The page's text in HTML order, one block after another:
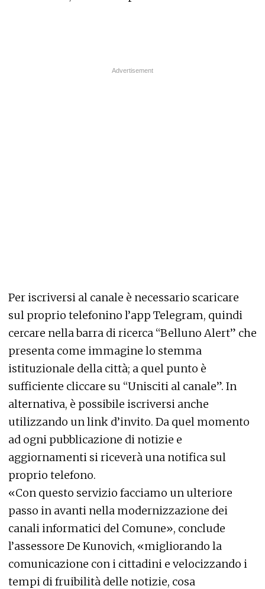
Per iscriversi al canale è necessario scaricare
sul proprio telefonino l’app Telegram, quindi
cercare nella barra di ricerca “Belluno Alert” che
presenta come immagine lo stemma
istituzionale della città; a quel punto è
sufficiente cliccare su “Unisciti al canale”. In
alternativa, è possibile iscriversi anche
utilizzando un link d’invito. Da quel momento
ad ogni pubblicazione di notizie e
aggiornamenti si riceverà una notifica sul
proprio telefono.
«Con questo servizio facciamo un ulteriore
passo in avanti nella modernizzazione dei
canali informatici del Comune», conclude
l’assessore De Kunovich, «migliorando la
comunicazione con i cittadini e velocizzando i
tempi di fruibilità delle notizie, cosa